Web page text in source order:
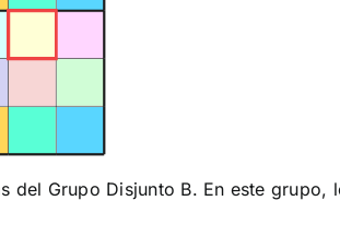
del Grupo Disjunto B. En este